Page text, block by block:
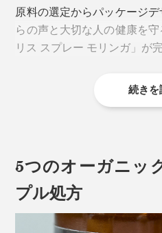
原料の選定からパッケージ
らの声と大切な人の健康を
リス スプレー モリンガ」が
MONOCOでもロングセラ
商品発表のトークイベント
レー」へのこだわりを語って
続きを
5つのオーガニッ
プル処方